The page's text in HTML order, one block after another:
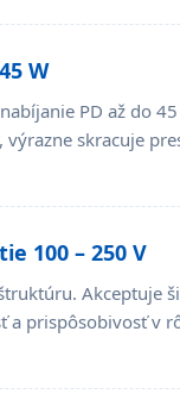
W
PD až do
skracuje
100 – 250 V
Akceptuje
a prispôsobivosť v